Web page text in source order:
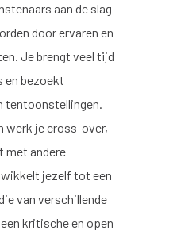
aan de slag
door ervaren en
Je brengt veel tijd
en bezoekt
tentoonstellingen.
werk je cross-over,
met andere
jezelf tot een
van verschillende
kritische en open